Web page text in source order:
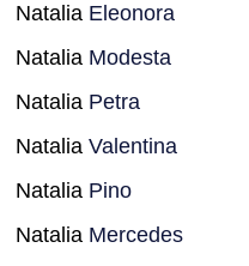
Natalia Eleonora
Natalia Modesta
Natalia Petra
Natalia Valentina
Natalia Pino
Natalia Mercedes